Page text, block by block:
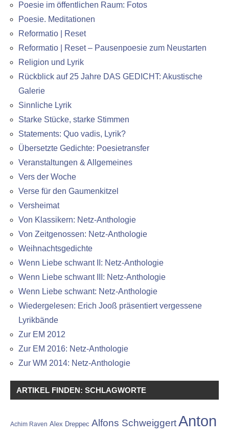
Poesie im öffentlichen Raum: Fotos
Poesie. Meditationen
Reformatio | Reset
Reformatio | Reset – Pausenpoesie zum Neustarten
Religion und Lyrik
Rückblick auf 25 Jahre DAS GEDICHT: Akustische
Galerie
Sinnliche Lyrik
Starke Stücke, starke Stimmen
Statements: Quo vadis, Lyrik?
Übersetzte Gedichte: Poesietransfer
Veranstaltungen & Allgemeines
Vers der Woche
Verse für den Gaumenkitzel
Versheimat
Von Klassikern: Netz-Anthologie
Von Zeitgenossen: Netz-Anthologie
Weihnachtsgedichte
Wenn Liebe schwant II: Netz-Anthologie
Wenn Liebe schwant III: Netz-Anthologie
Wenn Liebe schwant: Netz-Anthologie
Wiedergelesen: Erich Jooß präsentiert vergessene
Lyrikbände
Zur EM 2012
Zur EM 2016: Netz-Anthologie
Zur WM 2014: Netz-Anthologie
ARTIKEL FINDEN: SCHLAGWORTE
Achim Raven Alex Dreppec Alfons SchweiggertAnton